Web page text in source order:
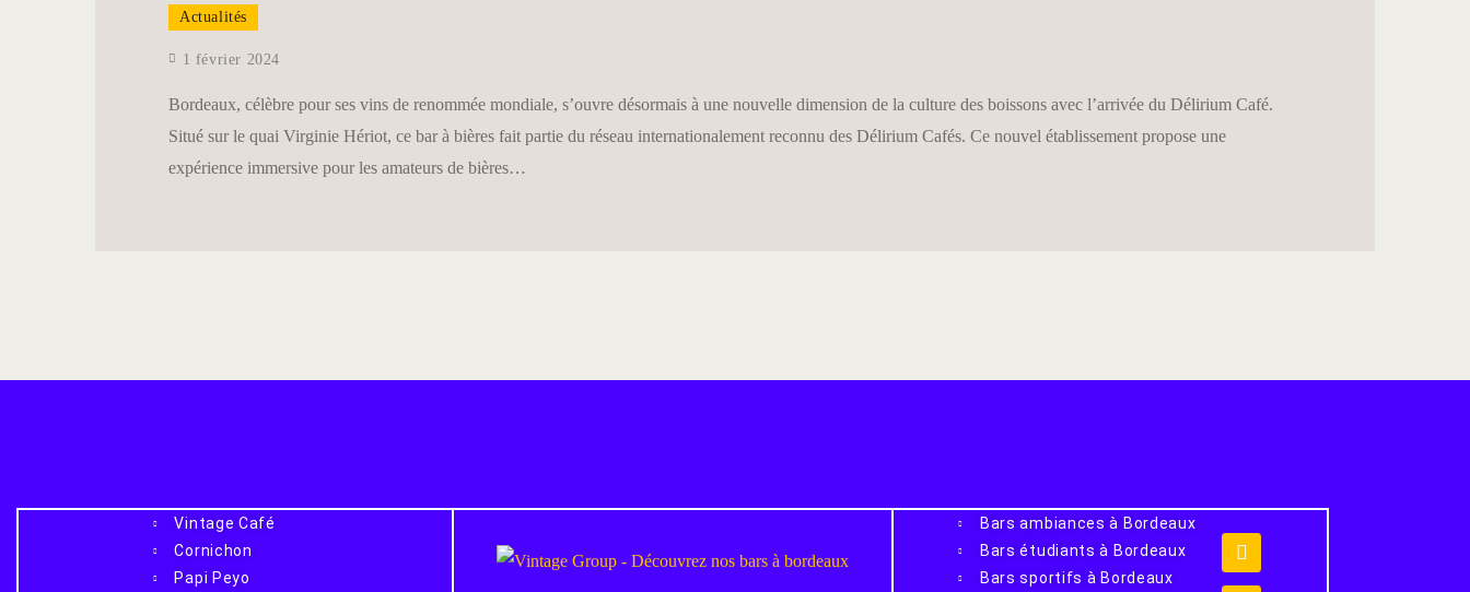
Actualités
1 février 2024
Bordeaux, célèbre pour ses vins de renommée mondiale, s’ouvre désormais à une nouvelle dimension de la culture des boissons avec l’arrivée du Délirium Café.
Situé sur le quai Virginie Hériot, ce bar à bières fait partie du réseau internationalement reconnu des Délirium Cafés. Ce nouvel établissement propose une
expérience immersive pour les amateurs de bières…
Vintage Café
Cornichon
Papi Peyo
Bars ambiances à Bordeaux
Bars étudiants à Bordeaux
Bars sportifs à Bordeaux